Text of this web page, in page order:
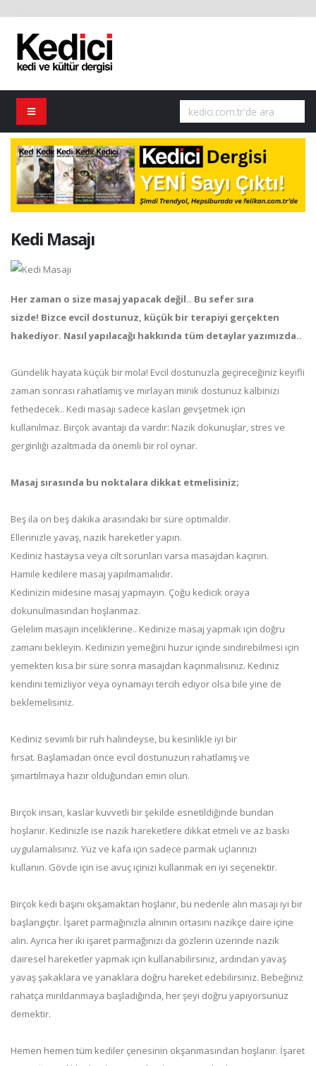
Kedi Masajı
Her zaman o size masaj yapacak değil.. Bu sefer sıra
sizde! Bizce evcil dostunuz, küçük bir terapiyi gerçekten
hakediyor. Nasıl yapılacağı hakkında tüm detaylar yazımızda..
Gündelik hayata küçük bir mola! Evcil dostunuzla geçireceğiniz keyifli
zaman sonrası rahatlamış ve mırlayan minik dostunuz kalbinizi
fethedecek.. Kedi masajı sadece kasları gevşetmek için
kullanılmaz. Birçok avantajı da vardır: Nazik dokunuşlar, stres ve
gerginliği azaltmada da önemli bir rol oynar.
Masaj sırasında bu noktalara dikkat etmelisiniz;
Beş ila on beş dakika arasındaki bir süre optimaldir.
Ellerinizle yavaş, nazik hareketler yapın.
Kediniz hastaysa veya cilt sorunları varsa masajdan kaçının.
Hamile kedilere masaj yapılmamalıdır.
Kedinizin midesine masaj yapmayın. Çoğu kedicik oraya
dokunulmasından hoşlanmaz.
Gelelim masajın inceliklerine.. Kedinize masaj yapmak için doğru
zamanı bekleyin. Kedinizin yemeğini huzur içinde sindirebilmesi için
yemekten kısa bir süre sonra masajdan kaçınmalısınız. Kediniz
kendini temizliyor veya oynamayı tercih ediyor olsa bile yine de
beklemelisiniz.
Kediniz sevimli bir ruh halindeyse, bu kesinlikle iyi bir
fırsat. Başlamadan önce evcil dostunuzun rahatlamış ve
şımartılmaya hazır olduğundan emin olun.
Birçok insan, kaslar kuvvetli bir şekilde esnetildiğinde bundan
hoşlanır. Kedinizle ise nazik hareketlere dikkat etmeli ve az baskı
uygulamalısınız. Yüz ve kafa için sadece parmak uçlarınızı
kullanın. Gövde için ise avuç içinizi kullanmak en iyi seçenektir.
Birçok kedi başını okşamaktan hoşlanır, bu nedenle alın masajı iyi bir
başlangıçtır. İşaret parmağınızla alnının ortasını nazikçe daire içine
alın. Ayrıca her iki işaret parmağınızı da gözlerin üzerinde nazik
dairesel hareketler yapmak için kullanabilirsiniz, ardından yavaş
yavaş şakaklara ve yanaklara doğru hareket edebilirsiniz. Bebeğiniz
rahatça mırıldanmaya başladığında, her şeyi doğru yapıyorsunuz
demektir.
Hemen hemen tüm kediler çenesinin okşanmasından hoşlanır. İşaret